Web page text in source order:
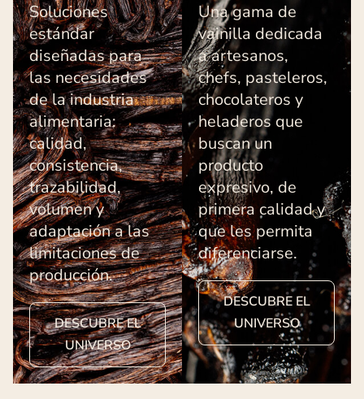
Soluciones
estándar
diseñadas para
las necesidades
de la industria
alimentaria:
calidad,
consistencia,
trazabilidad,
volumen y
adaptación a las
limitaciones de
producción.
DESCUBRE EL
UNIVERSO
Una gama de
vainilla dedicada
a artesanos,
chefs, pasteleros,
chocolateros y
heladeros que
buscan un
producto
expresivo, de
primera calidad y
que les permita
diferenciarse.
DESCUBRE EL
UNIVERSO